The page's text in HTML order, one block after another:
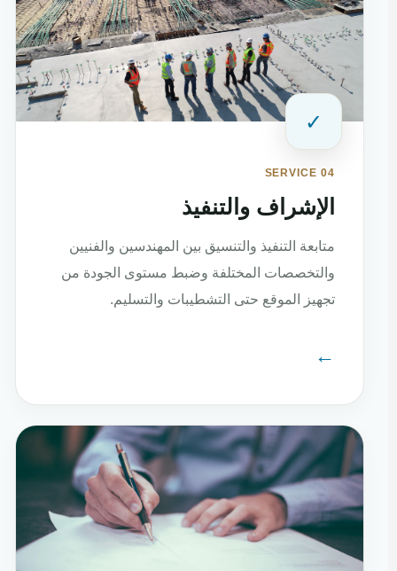
✓
SERVICE 04
الإشراف والتنفيذ
متابعة التنفيذ والتنسيق بين المهندسين والفنيين
والتخصصات المختلفة وضبط مستوى الجودة من
تجهيز الموقع حتى التشطيبات والتسليم.
←